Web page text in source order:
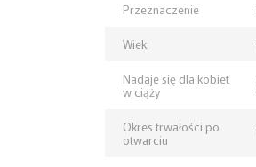
Przeznaczenie
Wiek
Nadaje się dla kobiet
w ciąży
Okres trwałości po
otwarciu